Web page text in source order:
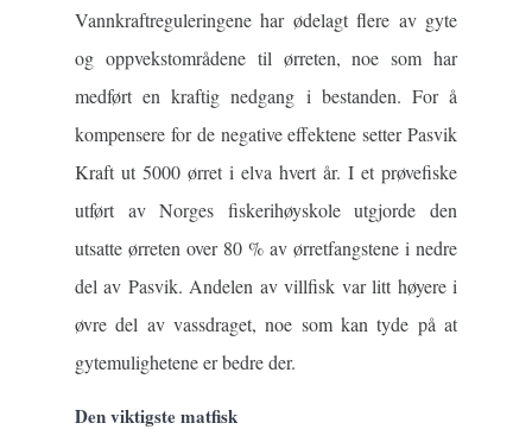
Vannkraftreguleringene har ødelagt flere av gyte
og oppvekstområdene til ørreten, noe som har
medført en kraftig nedgang i bestanden. For å
kompensere for de negative effektene setter Pasvik
Kraft ut 5000 ørret i elva hvert år. I et prøvefiske
utført av Norges fiskerihøyskole utgjorde den
utsatte ørreten over 80 % av ørretfangstene i nedre
del av Pasvik. Andelen av villfisk var litt høyere i
øvre del av vassdraget, noe som kan tyde på at
gytemulighetene er bedre der.
Den viktigste matfisk